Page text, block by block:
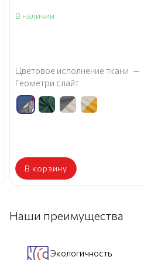
В наличии
Цветовое исполнение ткани —
Геометри слайт
В корзину
Наши преимущества
Экологичность